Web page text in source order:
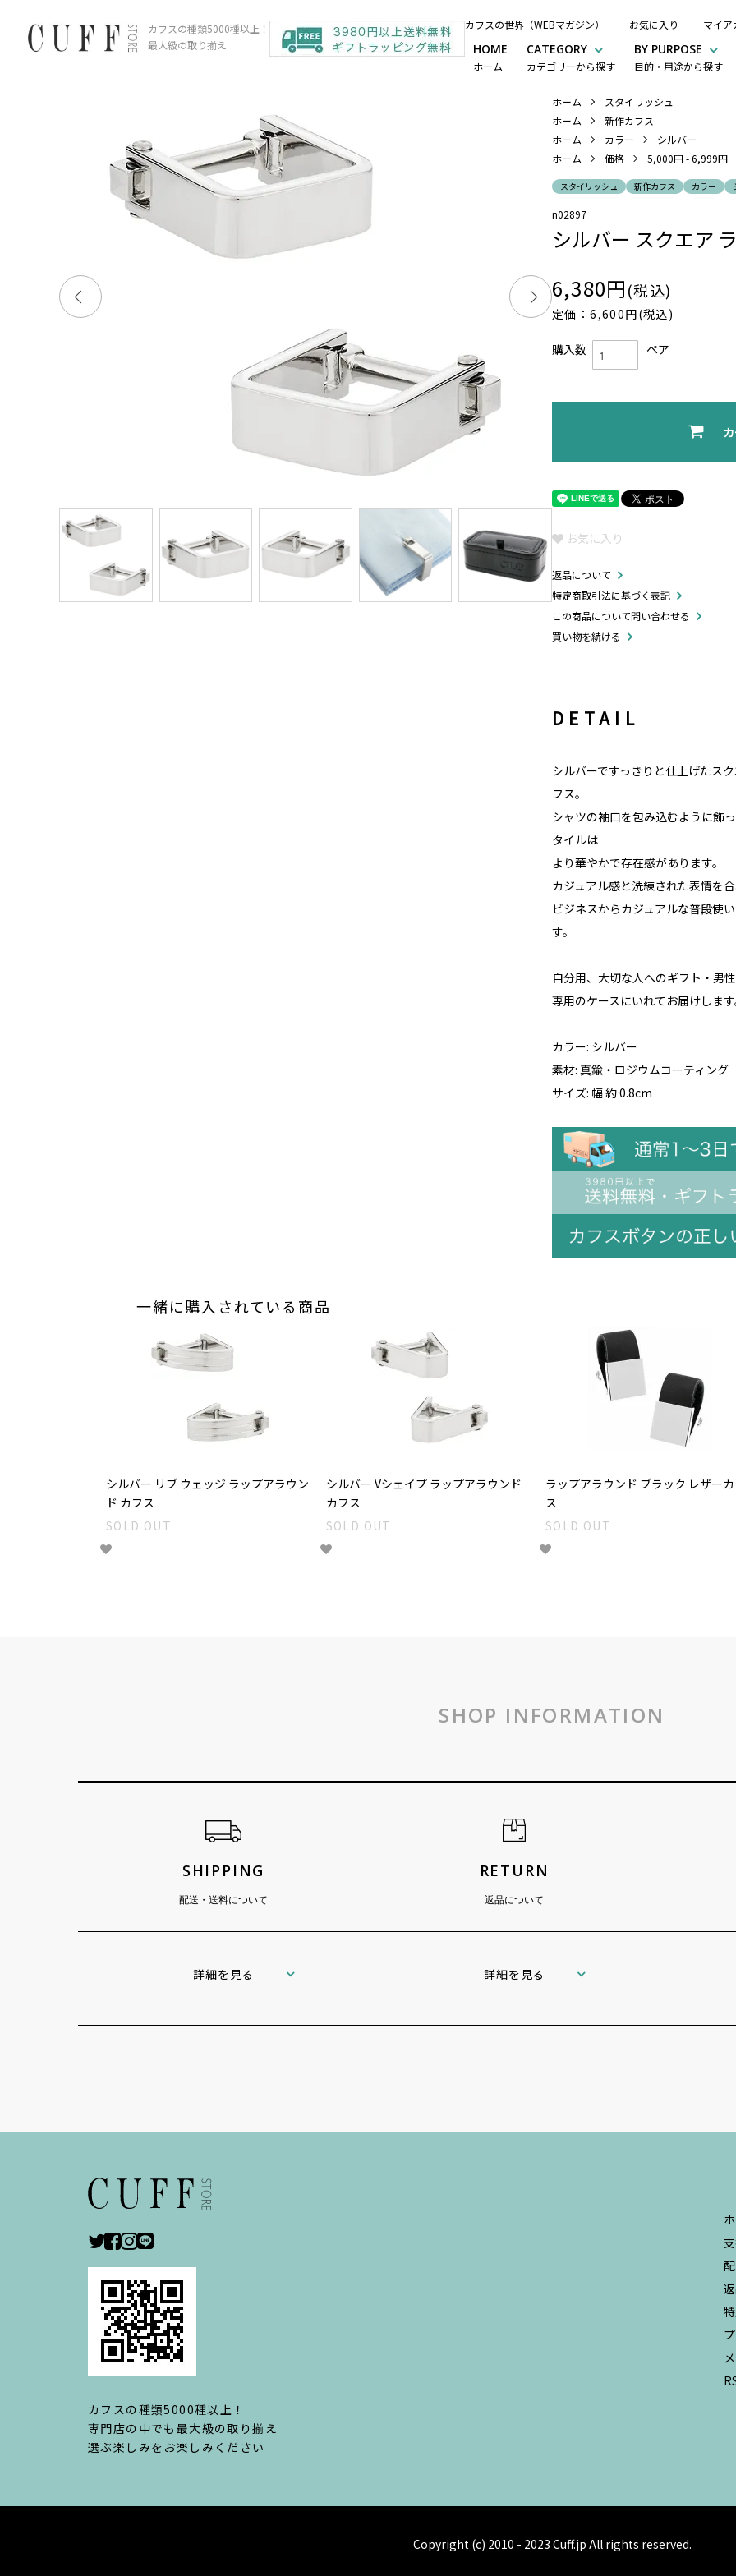
カフスの種類5000種以上！
最大級の取り揃え
HOME
ホーム
CATEGORY
カテゴリーから探す
BY PURPOSE
目的・用途から探す
カフスの世界（WEBマガジン） お気に入り マイア
ホーム
スタイリッシュ
ホーム
新作カフス
ホーム
カラー
シルバー
ホーム
価格 5,000円 - 6,999円
スタイリッシュ 新作カフス カラー
n02897
シルバー スクエア
6,380円(税込)
定価：6,600円(税込)
購入数 ペア
お気に入り
返品について
特定商取引法に基づく表記
この商品について問い合わせる
買い物を続ける
DETAIL
シルバーですっきりと仕上げたス
フス。
シャツの袖口を包み込むように飾
タイルは
より華やかで存在感があります。
カジュアル感と洗練された表情を
ビジネスからカジュアルな普段使
す。
自分用、大切な人へのギフト・男
専用のケースにいれてお届けしま
カラー: シルバー
素材: 真鍮・ロジウムコーティング
サイズ: 幅 約 0.8cm
一緒に購入されている商品
シルバー リブ ウェッジ ラップアラウン
ド カフス
SOLD OUT
シルバー Vシェイプ ラップアラウンド
カフス
SOLD OUT
ラップアラウンド ブラック レザー
ス
SOLD OUT
SHOP INFORMATION
ショッピングガイド
SHIPPING
配送・送料について
詳細を見る
RETURN
返品について
詳細を見る
カフスの種類5000種以上！
専門店の中でも最大級の取り揃え
選ぶ楽しみをお楽しみください
Copyright (c) 2010 - 2023 Cuff.jp All rights reserved.